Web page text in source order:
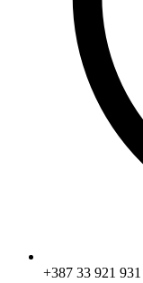
+387 33 921 931